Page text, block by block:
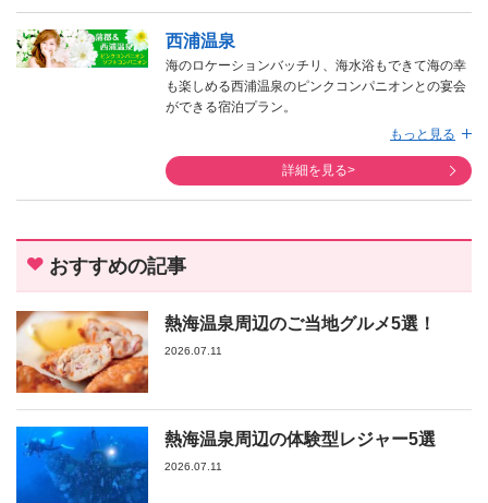
西浦温泉
海のロケーションバッチリ、海水浴もできて海の幸
も楽しめる西浦温泉のピンクコンパニオンとの宴会
ができる宿泊プラン。
太平洋で育ったおいしい海の幸をいっぱい味わえる
観光先で一番選ばれるのはラグーナ蒲郡です。グル
メやショッピングやプールなど楽しみどころが一箇
客様も大勢いらっしゃいます。やってみると、案外
童心に返ってしまって思ったよりも楽しめたと帰ら
れるお客様が大勢いらっしゃいます。
ピンクコンパニオンの女の子も、若い女の子を中心
にご要望によっては30代の子でも幅広く手配できる
ので、お申し込みの際にご要望などぜひおっしゃっ
もっと見る
詳細を見る>
おすすめの記事
熱海温泉周辺のご当地グルメ5選！
2026.07.11
熱海温泉周辺の体験型レジャー5選
2026.07.11